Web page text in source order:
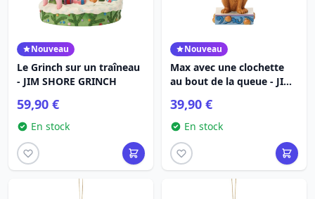
Nouveau
Le Grinch sur un traîneau
- JIM SHORE GRINCH
59,90 €
En stock
Nouveau
Max avec une clochette
au bout de la queue - JIM
39,90 €
En stock